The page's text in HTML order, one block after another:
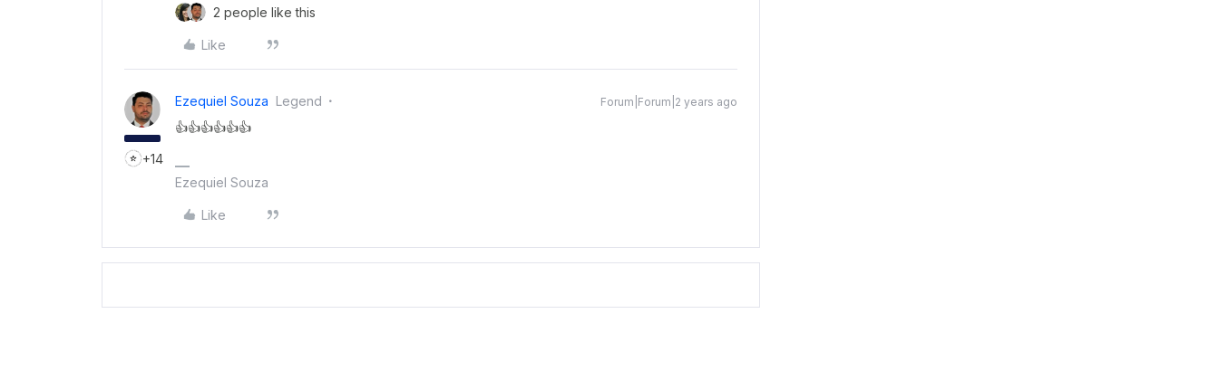
2 people like this
Like
+14
Ezequiel Souza Legend Forum|Forum|2 years ago
👍👍👍👍👍👍
Ezequiel Souza
Like